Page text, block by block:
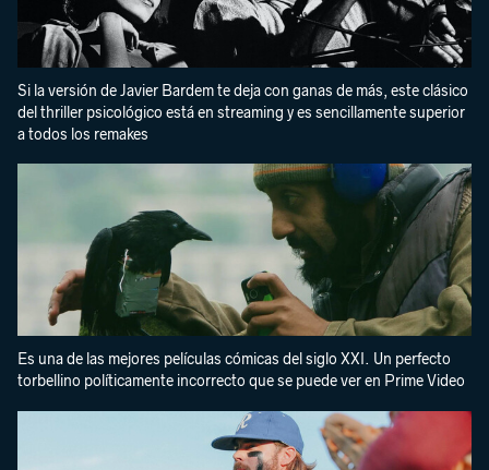
Si la versión de Javier Bardem te deja con ganas de más, este clásico
del thriller psicológico está en streaming y es sencillamente superior
a todos los remakes
Es una de las mejores películas cómicas del siglo XXI. Un perfecto
torbellino políticamente incorrecto que se puede ver en Prime Video